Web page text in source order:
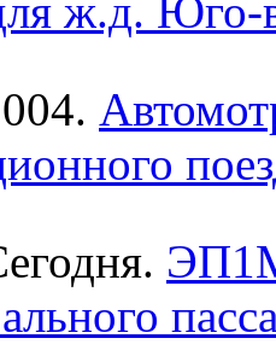
ж.д. Юго-